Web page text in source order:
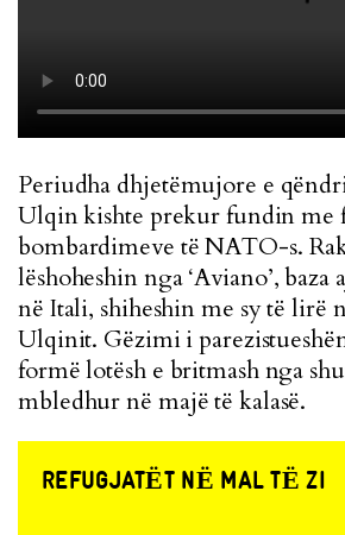
Periudha dhjetëmujore e
Ulqin kishte prekur fundin
bombardimeve të NATO-s.
lëshoheshin nga ‘Aviano’,
në Itali, shiheshin me sy të lirë
Ulqinit. Gëzimi i
formë lotësh e britmash nga
mbledhur në majë të kalasë.
REFUGJATЁT NЁ MAL TЁ ZI